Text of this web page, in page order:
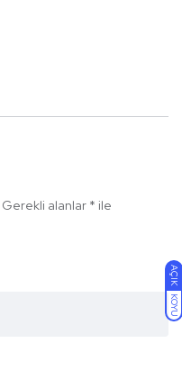
AÇIK
KOYU
Gerekli alanlar * ile